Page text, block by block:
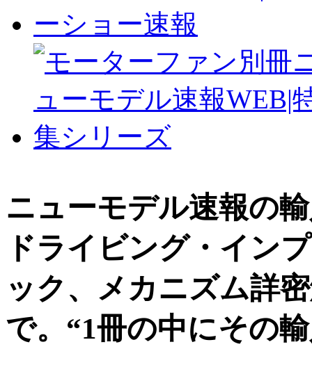
ニューモデル速報の
ドライビング・イン
ック、メカニズム詳
で。“1冊の中にその